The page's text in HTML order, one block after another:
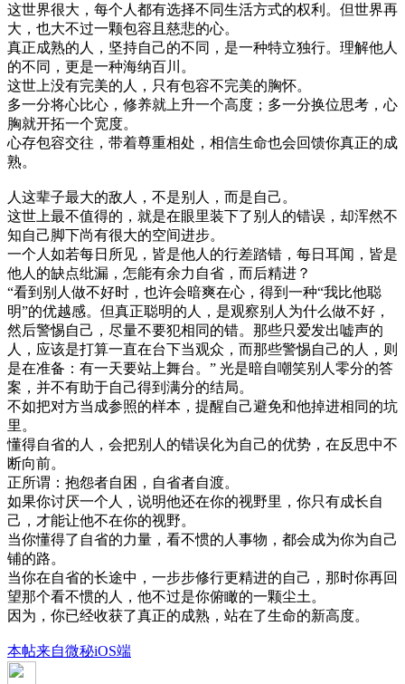
这世界很大，每个人都有选择不同生活方式的权利。但世界再
大，也大不过一颗包容且慈悲的心。
真正成熟的人，坚持自己的不同，是一种特立独行。理解他人
的不同，更是一种海纳百川。
这世上没有完美的人，只有包容不完美的胸怀。
多一分将心比心，修养就上升一个高度；多一分换位思考，心
胸就开拓一个宽度。
心存包容交往，带着尊重相处，相信生命也会回馈你真正的成
熟。
人这辈子最大的敌人，不是别人，而是自己。
这世上最不值得的，就是在眼里装下了别人的错误，却浑然不
知自己脚下尚有很大的空间进步。
一个人如若每日所见，皆是他人的行差踏错，每日耳闻，皆是
他人的缺点纰漏，怎能有余力自省，而后精进？
“看到别人做不好时，也许会暗爽在心，得到一种“我比他聪
明”的优越感。但真正聪明的人，是观察别人为什么做不好，
然后警惕自己，尽量不要犯相同的错。那些只爱发出嘘声的
人，应该是打算一直在台下当观众，而那些警惕自己的人，则
是在准备：有一天要站上舞台。” 光是暗自嘲笑别人零分的答
案，并不有助于自己得到满分的结局。
不如把对方当成参照的样本，提醒自己避免和他掉进相同的坑
里。
懂得自省的人，会把别人的错误化为自己的优势，在反思中不
断向前。
正所谓：抱怨者自困，自省者自渡。
如果你讨厌一个人，说明他还在你的视野里，你只有成长自
己，才能让他不在你的视野。
当你懂得了自省的力量，看不惯的人事物，都会成为你为自己
铺的路。
当你在自省的长途中，一步步修行更精进的自己，那时你再回
望那个看不惯的人，他不过是你俯瞰的一颗尘土。
因为，你已经收获了真正的成熟，站在了生命的新高度。
本帖来自微秘iOS端